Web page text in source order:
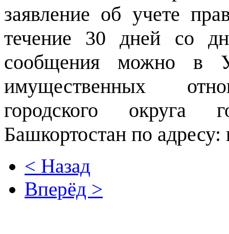
заявление об учете
течение 30 дней со
сообщения можно в
имущественных
городского округа
Башкортостан по
< Назад
Вперёд >